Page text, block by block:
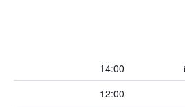
14:00
12:00